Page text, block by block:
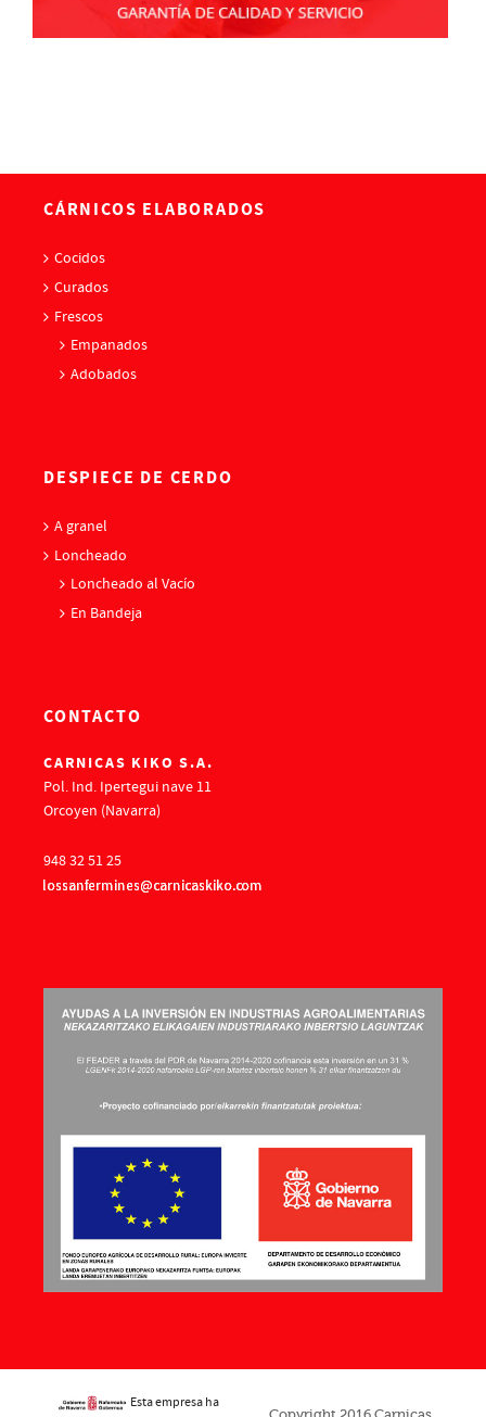
CÁRNICOS ELABORADOS
Cocidos
Curados
Frescos
Empanados
Adobados
DESPIECE DE CERDO
A granel
Loncheado
Loncheado al Vacío
En Bandeja
CONTACTO
CARNICAS KIKO S.A.
Pol. Ind. Ipertegui nave 11
Orcoyen (Navarra)
948 32 51 25
Esta empresa ha